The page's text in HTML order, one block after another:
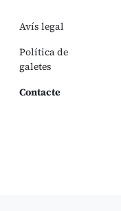
Avís legal
Política de
galetes
Contacte